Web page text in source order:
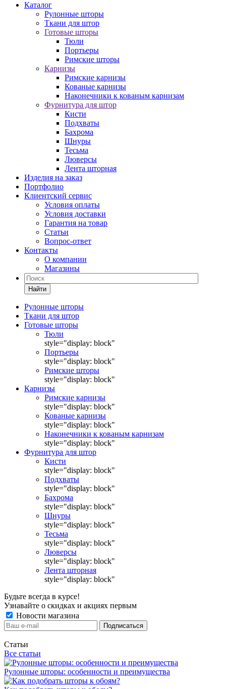
Каталог
Рулонные шторы
Ткани для штор
Готовые шторы
Тюли
Портьеры
Римские шторы
Карнизы
Римские карнизы
Кованые карнизы
Наконечники к кованым карнизам
Фурнитура для штор
Кисти
Подхваты
Бахрома
Шнуры
Тесьма
Люверсы
Лента шторная
Изделия на заказ
Портфолио
Клиентский сервис
Условия оплаты
Условия доставки
Гарантия на товар
Статьи
Вопрос-ответ
Контакты
О компании
Магазины
Найти
Рулонные шторы
Ткани для штор
Готовые шторы
Тюли
style="display: block"
Портьеры
style="display: block"
Римские шторы
style="display: block"
Карнизы
Римские карнизы
style="display: block"
Кованые карнизы
style="display: block"
Наконечники к кованым карнизам
style="display: block"
Фурнитура для штор
Кисти
style="display: block"
Подхваты
style="display: block"
Бахрома
style="display: block"
Шнуры
style="display: block"
Тесьма
style="display: block"
Люверсы
style="display: block"
Лента шторная
style="display: block"
Будьте всегда в курсе!
Узнавайте о скидках и акциях первым
Новости магазина
Статьи
Все статьи
Рулонные шторы: особенности и преимущества